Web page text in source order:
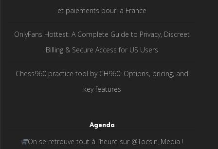
et paiements pour la France
OnlyFans Hottest: A Complete Guide to Privacy, Discreet
Billing & Secure Access for US Users
Chess960 practice tool by CH960: Options, pricing, and
key features
Agenda
On se retrouve tout à l’heure sur @Tocsin_Media !